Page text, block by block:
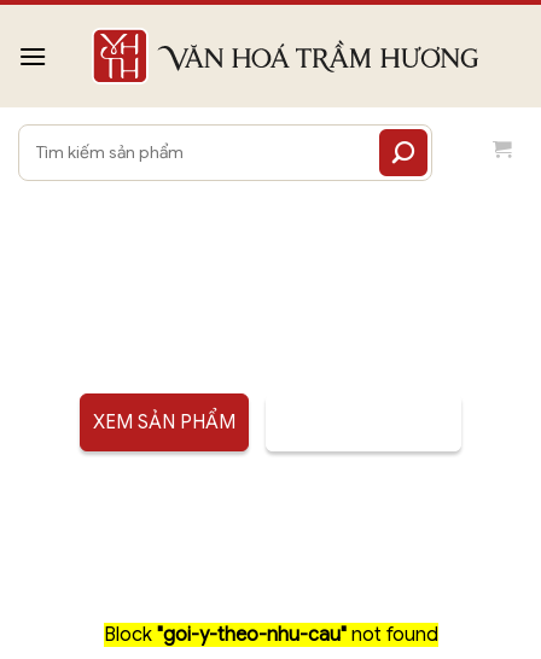
qua
dung
Tìm
XEM SẢN PHẨM
Block "goi-y-theo-nhu-cau"not found